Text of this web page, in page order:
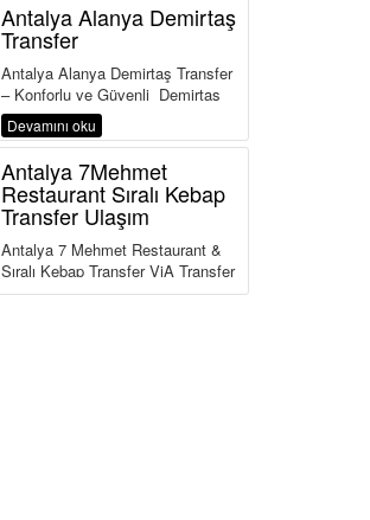
Antalya Alanya Demirtaş
Transfer
Antalya Alanya Demirtaş Transfer
– Konforlu ve Güvenli Demirtaş
Transfer Hizmeti Antalya
Havalimanı&...
Devamını oku
Antalya 7Mehmet
Restaurant Sıralı Kebap
Transfer Ulaşım
Antalya 7 Mehmet Restaurant &
Sıralı Kebap Transfer ViA Transfer
,Turizm Bakanlığı ve Ulaştırma